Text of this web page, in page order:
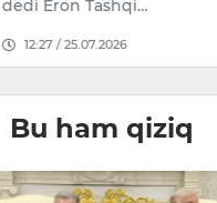
dedi Eron Tashqi…
12:27 / 25.07.2026
Bu ham qiziq